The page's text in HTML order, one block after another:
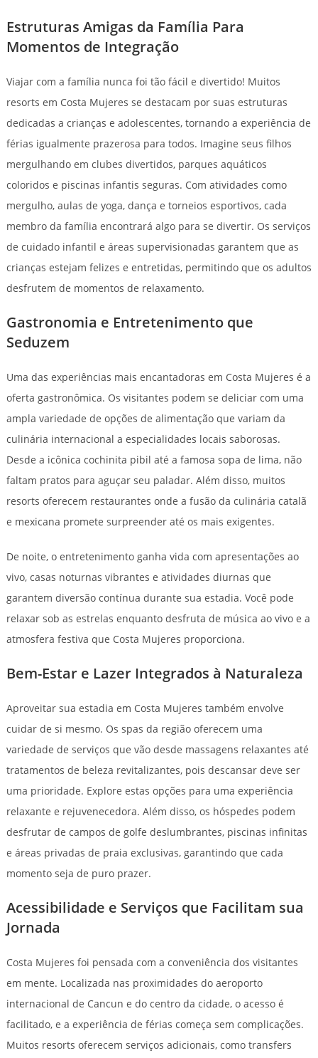
Estruturas Amigas da Família Para
Momentos de Integração
Viajar com a família nunca foi tão fácil e divertido! Muitos
resorts em Costa Mujeres se destacam por suas estruturas
dedicadas a crianças e adolescentes, tornando a experiência de
férias igualmente prazerosa para todos. Imagine seus filhos
mergulhando em clubes divertidos, parques aquáticos
coloridos e piscinas infantis seguras. Com atividades como
mergulho, aulas de yoga, dança e torneios esportivos, cada
membro da família encontrará algo para se divertir. Os serviços
de cuidado infantil e áreas supervisionadas garantem que as
crianças estejam felizes e entretidas, permitindo que os adultos
desfrutem de momentos de relaxamento.
Gastronomia e Entretenimento que
Seduzem
Uma das experiências mais encantadoras em Costa Mujeres é a
oferta gastronômica. Os visitantes podem se deliciar com uma
ampla variedade de opções de alimentação que variam da
culinária internacional a especialidades locais saborosas.
Desde a icônica cochinita pibil até a famosa sopa de lima, não
faltam pratos para aguçar seu paladar. Além disso, muitos
resorts oferecem restaurantes onde a fusão da culinária catalã
e mexicana promete surpreender até os mais exigentes.
De noite, o entretenimento ganha vida com apresentações ao
vivo, casas noturnas vibrantes e atividades diurnas que
garantem diversão contínua durante sua estadia. Você pode
relaxar sob as estrelas enquanto desfruta de música ao vivo e a
atmosfera festiva que Costa Mujeres proporciona.
Bem-Estar e Lazer Integrados à Naturaleza
Aproveitar sua estadia em Costa Mujeres também envolve
cuidar de si mesmo. Os spas da região oferecem uma
variedade de serviços que vão desde massagens relaxantes até
tratamentos de beleza revitalizantes, pois descansar deve ser
uma prioridade. Explore estas opções para uma experiência
relaxante e rejuvenecedora. Além disso, os hóspedes podem
desfrutar de campos de golfe deslumbrantes, piscinas infinitas
e áreas privadas de praia exclusivas, garantindo que cada
momento seja de puro prazer.
Acessibilidade e Serviços que Facilitam sua
Jornada
Costa Mujeres foi pensada com a conveniência dos visitantes
em mente. Localizada nas proximidades do aeroporto
internacional de Cancun e do centro da cidade, o acesso é
facilitado, e a experiência de férias começa sem complicações.
Muitos resorts oferecem serviços adicionais, como transfers